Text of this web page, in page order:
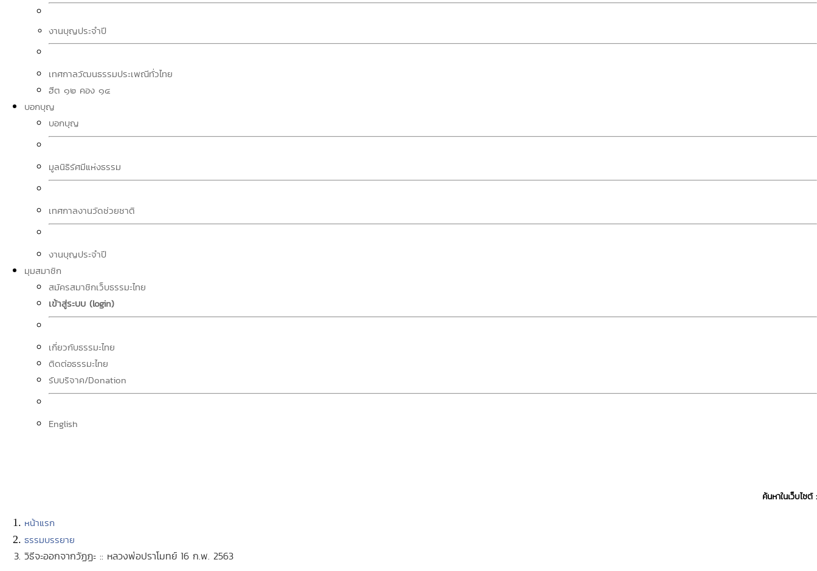
งานบุญประจำปี
เทศกาลวัฒนธรรมประเพณีทั่วไทย
ฮีต ๑๒ คอง ๑๔
บอกบุญ
บอกบุญ
มูลนิธิรัศมีแห่งธรรม
เทศกาลงานวัดช่วยชาติ
งานบุญประจำปี
มุมสมาชิก
สมัครสมาชิกเว็บธรรมะไทย
เข้าสู่ระบบ (login)
เกี่ยวกับธรรมะไทย
ติดต่อธรรมะไทย
รับบริจาค/Donation
English
ค้นหาในเว็บไซต์ :
หน้าแรก
ธรรมบรรยาย
วิธีจะออกจากวัฏฏะ :: หลวงพ่อปราโมทย์ 16 ก.พ. 2563